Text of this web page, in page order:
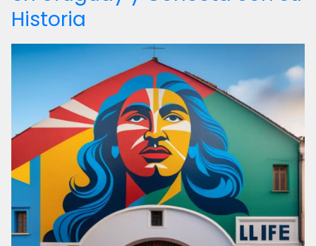
Historia